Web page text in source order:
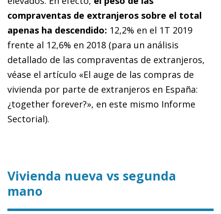
compraventas de extranjeros sobre el total
apenas ha descendido: 12,2% en el 1T 2019
frente al 12,6% en 2018 (para un análisis
detallado de las compraventas de extranjeros,
véase el artículo «El auge de las compras de
vivienda por parte de extranjeros en España:
¿together forever?», en este mismo Informe
Sectorial).
Vivienda nueva vs segunda
mano